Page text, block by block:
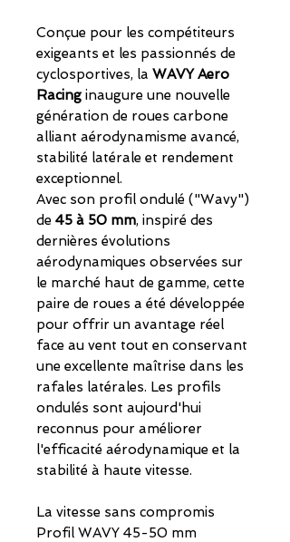
Conçue pour les compétiteurs
exigeants et les passionnés de
cyclosportives, la WAVY Aero
Racing inaugure une nouvelle
génération de roues carbone
alliant aérodynamisme avancé,
stabilité latérale et rendement
exceptionnel.
Avec son profil ondulé ("Wavy")
de 45 à 50 mm, inspiré des
dernières évolutions
aérodynamiques observées sur
le marché haut de gamme, cette
paire de roues a été développée
pour offrir un avantage réel
face au vent tout en conservant
une excellente maîtrise dans les
rafales latérales. Les profils
ondulés sont aujourd'hui
reconnus pour améliorer
l'efficacité aérodynamique et la
stabilité à haute vitesse.
La vitesse sans compromis
Profil WAVY 45-50 mm